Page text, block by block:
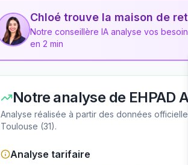
Chloé trouve la maison de
Notre conseillère IA analyse vos
en 2 min
Notre analyse de EHPAD
Analyse réalisée à partir des données
Toulouse (31).
Analyse tarifaire